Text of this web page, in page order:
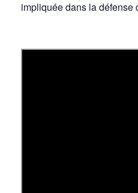
impliquée dans la défense